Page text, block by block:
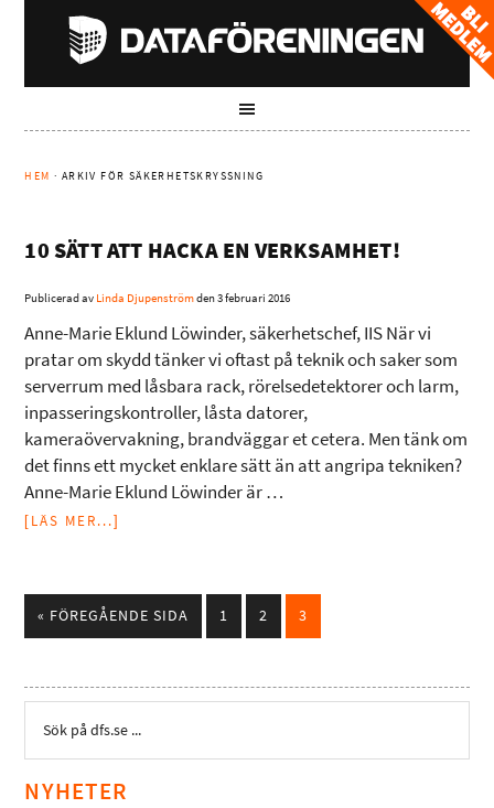
HEM · ARKIV FÖR SÄKERHETSKRYSSNING
10 SÄTT ATT HACKA EN VERKSAMHET!
Publicerad av Linda Djupenströmden3 februari 2016
Anne-Marie Eklund Löwinder, säkerhetschef, IIS När vi
pratar om skydd tänker vi oftast på teknik och saker som
serverrum med låsbara rack, rörelsedetektorer och larm,
inpasseringskontroller, låsta datorer,
kameraövervakning, brandväggar et cetera. Men tänk om
det finns ett mycket enklare sätt än att angripa tekniken?
Anne-Marie Eklund Löwinder är …
[LÄS MER...]
« FÖREGÅENDE SIDA 1 2 3
NYHETER